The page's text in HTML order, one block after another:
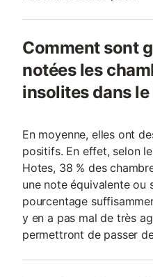
Comment sont
notées les
insolites dans le
En moyenne, elles ont
positifs. En effet, selon
Hotes, 38 % des
une note équivalente ou
pourcentage
y en a pas mal de très
permettront de passer